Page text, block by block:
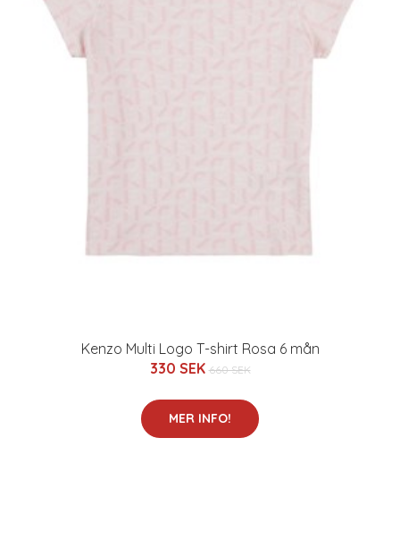
Kenzo Multi Logo T-shirt Rosa 6 mån
330 SEK 660 SEK
MER INFO!